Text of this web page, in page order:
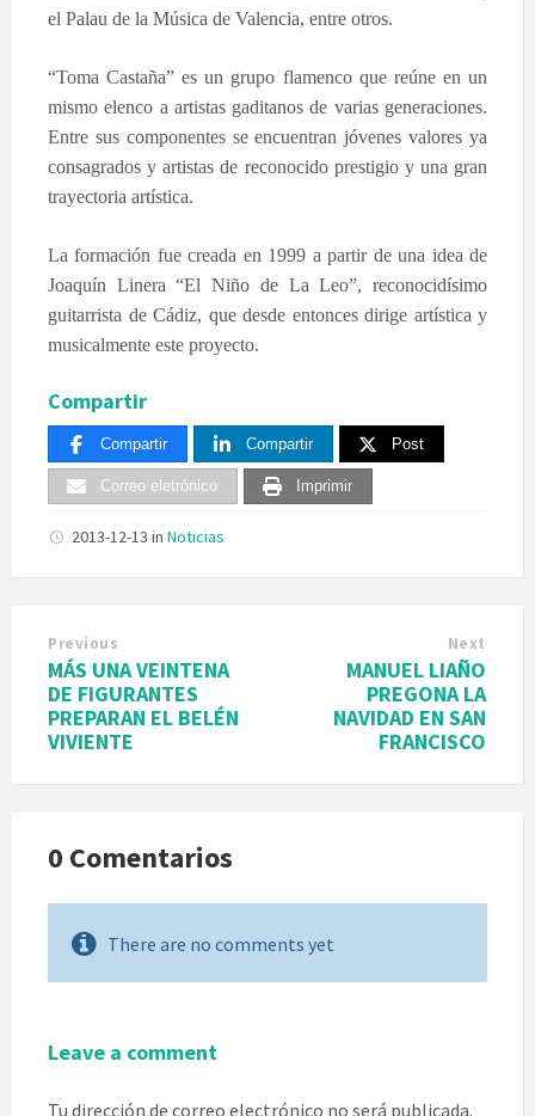
el Palau de la Música de Valencia, entre otros.
“Toma Castaña” es un grupo flamenco que reúne en un
mismo elenco a artistas gaditanos de varias generaciones.
Entre sus componentes se encuentran jóvenes valores ya
consagrados y artistas de reconocido prestigio y una gran
trayectoria artística.
La formación fue creada en 1999 a partir de una idea de
Joaquín Linera “El Niño de La Leo”, reconocidísimo
guitarrista de Cádiz, que desde entonces dirige artística y
musicalmente este proyecto.
Compartir
Compartir Compartir Post
Correo eletrónico Imprimir
2013-12-13 in Noticias
Previous
MÁS UNA VEINTENA
DE FIGURANTES
PREPARAN EL BELÉN
VIVIENTE
Next
MANUEL LIAÑO
PREGONA LA
NAVIDAD EN SAN
FRANCISCO
0 Comentarios
There are no comments yet
Leave a comment
Tu dirección de correo electrónico no será publicada.